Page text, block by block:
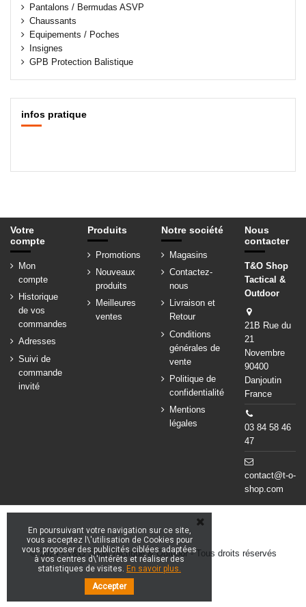
Pantalons / Bermudas ASVP
Chaussants
Equipements / Poches
Insignes
GPB Protection Balistique
infos pratique
Votre
compte
Mon
compte
Historique
de vos
commandes
Adresses
Suivi de
commande
invité
Produits
Promotions
Nouveaux
produits
Meilleures
ventes
Notre société
Magasins
Contactez-
nous
Livraison et
Retour
Conditions
générales de
vente
Politique de
confidentialité
Mentions
légales
Nous
contacter
T&O Shop
Tactical &
Outdoor
21B Rue du
21
Novembre
90400
Danjoutin
France
03 84 58 46
47
contact@t-o-
shop.com
© 2024 - T&O Shop Tactique & Outdoor - Tous droits réservés
En poursuivant votre navigation sur ce site,
vous acceptez l\'utilisation de Cookies pour
vous proposer des publicités ciblées adaptées
à vos centres d\'intérêts et réaliser des
statistiques de visites. En savoir plus.
Accepter